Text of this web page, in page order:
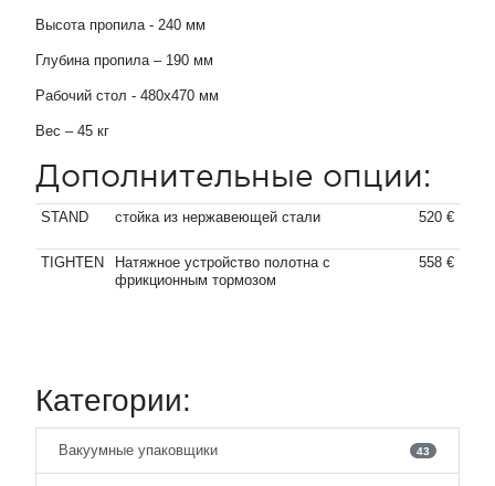
Высота пропила - 240 мм
Глубина пропила – 190 мм
Рабочий стол - 480х470 мм
Вес – 45 кг
Дополнительные опции:
STAND стойка из нержавеющей стали 520 €
TIGHTEN
Натяжное устройство полотна с
фрикционным тормозом
558 €
Категории:
Вакуумные упаковщики 43